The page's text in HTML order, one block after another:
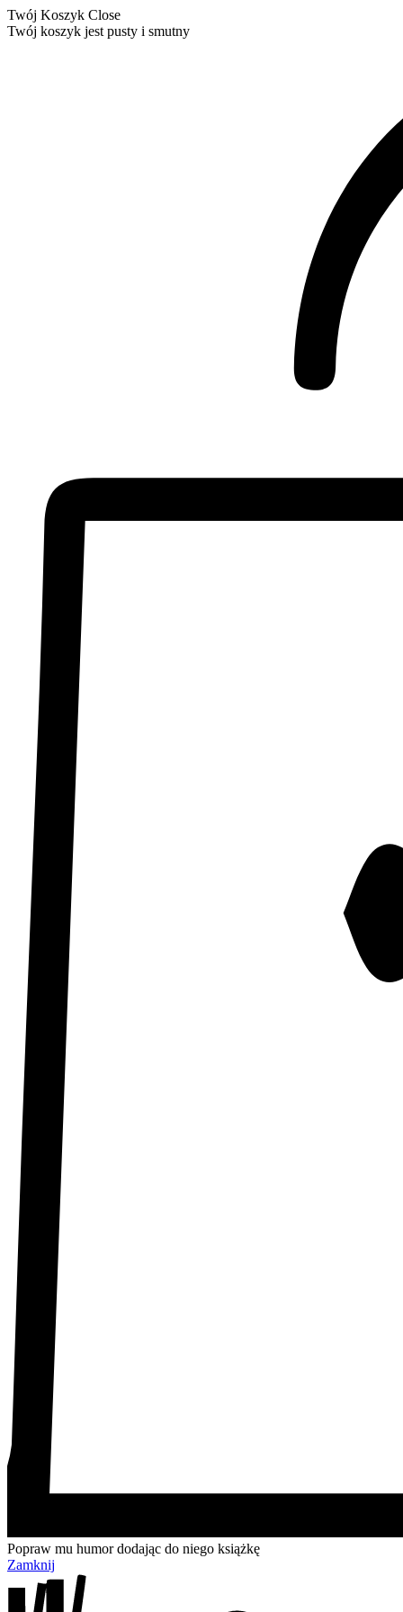
Twój Koszyk Close
Twój koszyk jest pusty i smutny
Popraw mu humor dodając do niego książkę
Zamknij
Przejdź
Przejdź
Przejdź
Przejdź